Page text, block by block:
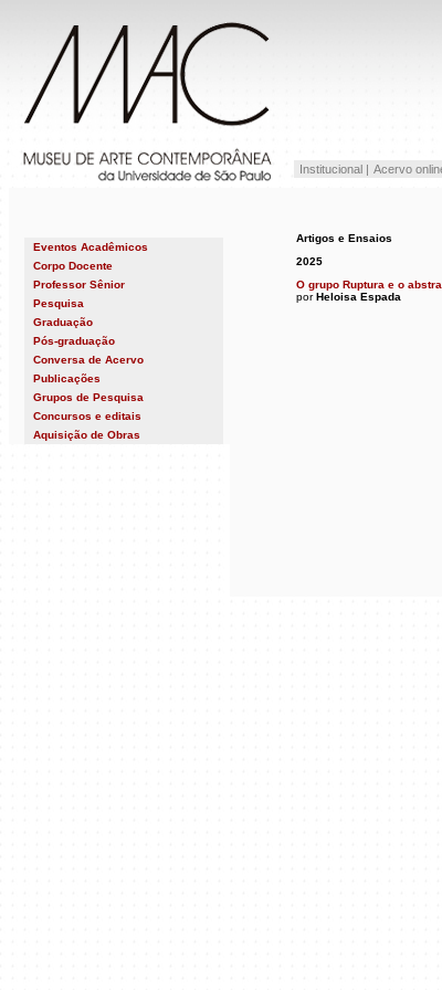
Institucional | Acervo
Eventos Acadêmicos
Próximos eventos
2026 - Passados
2025
2024
2023
2022
2021
2020
2019
2017
2016
2014
2013
2012
Corpo Docente
Ana Magalhães
German Nunez
Heloisa Espada
Helouise Costa
Rodrigo Queiroz
Professor Sênior
Pesquisa
Graduação
Disciplinas Optativas
Pós-graduação
Estética e História da Arte
Conversa de Acervo
Publicações
Anais e boletins
Catálogos
Fôlderes
Livros
Artigos e Ensaios
Grupos de Pesquisa
GEACC
Pesquisa
Concursos e editais
Aquisição de Obras
Artigos e Ensaios
2025
O grupo Ruptura e o
porHeloisa Espada